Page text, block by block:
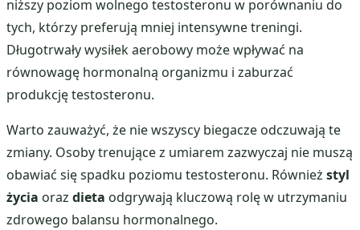
niższy poziom wolnego testosteronu w porównaniu do
tych, którzy preferują mniej intensywne treningi.
Długotrwały wysiłek aerobowy może wpływać na
równowagę hormonalną organizmu i zaburzać
produkcję testosteronu.
Warto zauważyć, że nie wszyscy biegacze odczuwają te
zmiany. Osoby trenujące z umiarem zazwyczaj nie muszą
obawiać się spadku poziomu testosteronu. Również styl
życia oraz dieta odgrywają kluczową rolę w utrzymaniu
zdrowego balansu hormonalnego.